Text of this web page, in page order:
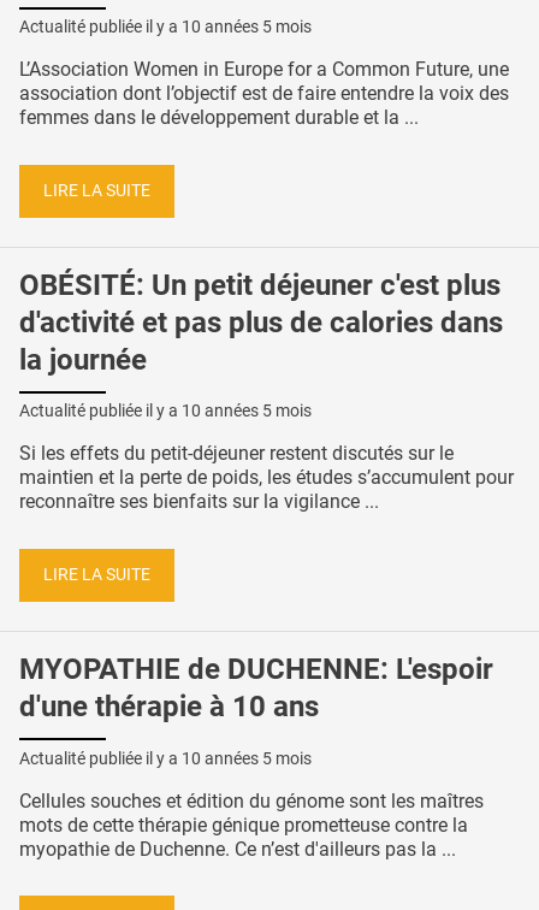
Actualité publiée il y a 10 années 5 mois
L’Association Women in Europe for a Common Future, une
association dont l’objectif est de faire entendre la voix des
femmes dans le développement durable et la ...
LIRE LA SUITE
OBÉSITÉ: Un petit déjeuner c'est plus
d'activité et pas plus de calories dans
la journée
Actualité publiée il y a 10 années 5 mois
Si les effets du petit-déjeuner restent discutés sur le
maintien et la perte de poids, les études s’accumulent pour
reconnaître ses bienfaits sur la vigilance ...
LIRE LA SUITE
MYOPATHIE de DUCHENNE: L'espoir
d'une thérapie à 10 ans
Actualité publiée il y a 10 années 5 mois
Cellules souches et édition du génome sont les maîtres
mots de cette thérapie génique prometteuse contre la
myopathie de Duchenne. Ce n’est d'ailleurs pas la ...